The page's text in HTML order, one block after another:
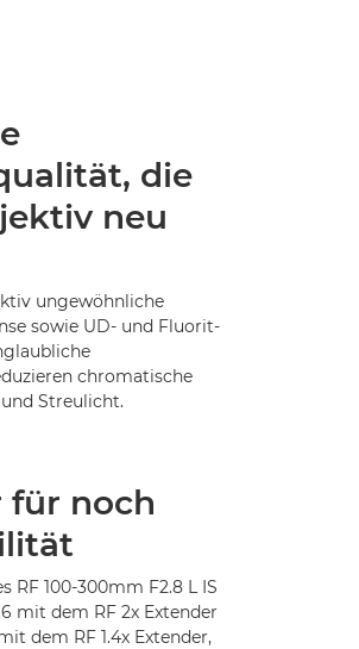
die
neu
ungewöhnliche
sowie UD- und Fluorit-
chromatische
Streulicht.
für noch
RF 100-300mm F2.8 L IS
mit dem RF 2x Extender
dem RF 1.4x Extender,